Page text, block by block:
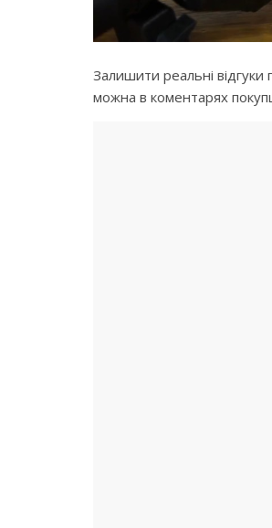
Залишити реальні відгуки
можна в коментарях